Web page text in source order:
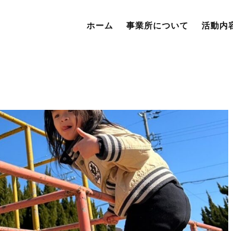
ホーム 事業所について 活動内